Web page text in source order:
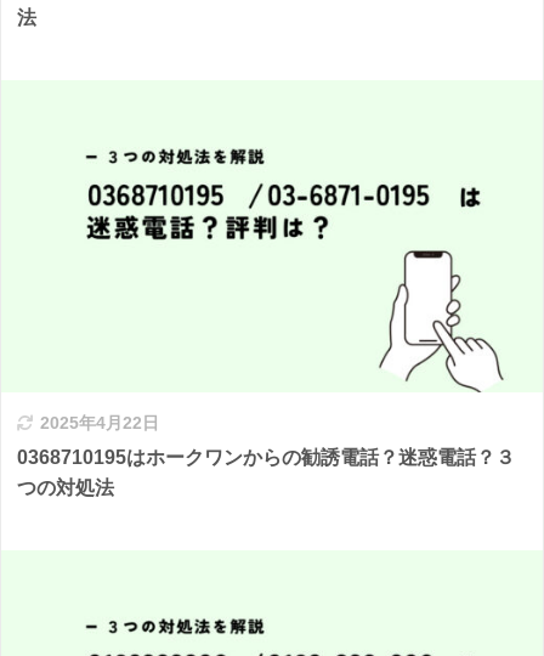
法
2025年4月22日
0368710195はホークワンからの勧誘電話？迷惑電話？３
つの対処法